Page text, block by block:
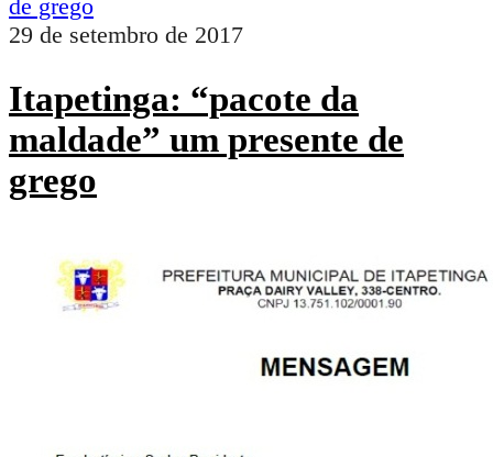
29 de setembro de 2017
Itapetinga: “pacote da
maldade” um presente de
grego